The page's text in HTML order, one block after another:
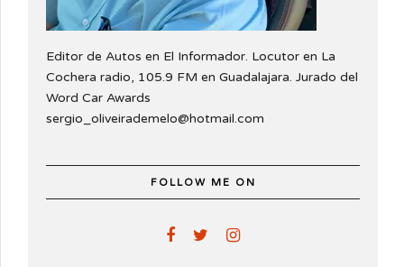
Editor de Autos en El Informador. Locutor en La
Cochera radio, 105.9 FM en Guadalajara. Jurado del
Word Car Awards
sergio_oliveirademelo@hotmail.com
FOLLOW ME ON